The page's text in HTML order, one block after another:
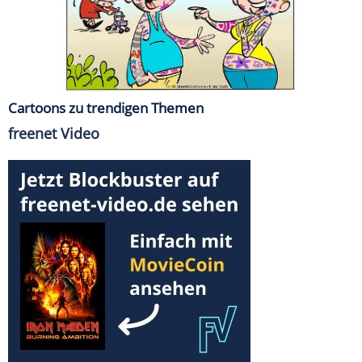
Cartoons zu trendigen Themen
freenet Video